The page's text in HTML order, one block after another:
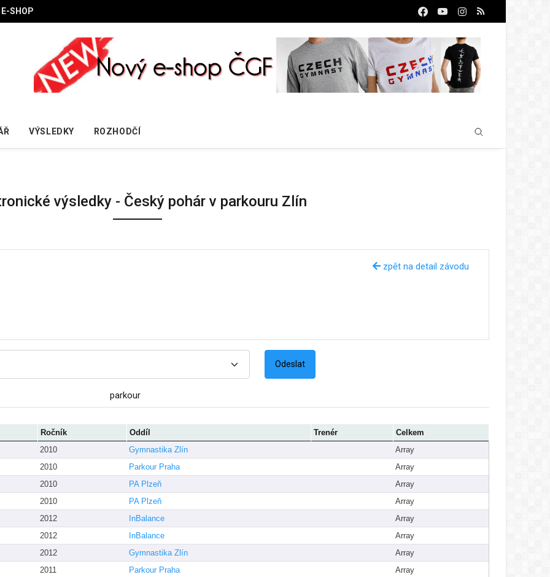
E-SHOP
VÝSLEDKY ROZHODČÍ
výsledky - Český pohár v parkouru Zlín
zpět na detail závodu
parkour
Ročník Oddíl Trenér
Celkem
2010
Gymnastika Zlín
Array
2010
Parkour Praha
Array
2010
PA Plzeň
Array
2010
PA Plzeň
Array
2012
InBalance
Array
2012
InBalance
Array
2012
Gymnastika Zlín
Array
2011
Parkour Praha
Array